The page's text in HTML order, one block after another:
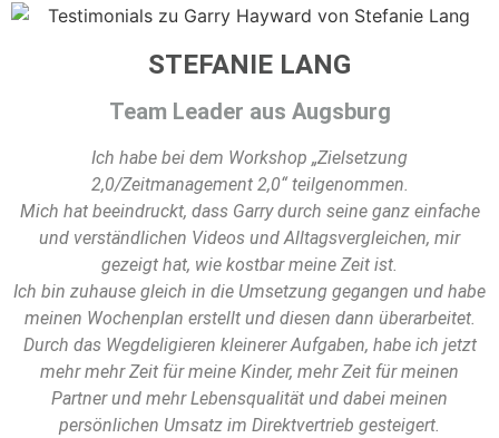
STEFANIE LANG
Team Leader aus Augsburg
Ich habe bei dem Workshop „Zielsetzung
2,0/Zeitmanagement 2,0“ teilgenommen.
Mich hat beeindruckt, dass Garry durch seine ganz einfache
und verständlichen Videos und Alltagsvergleichen, mir
gezeigt hat, wie kostbar meine Zeit ist.
Ich bin zuhause gleich in die Umsetzung gegangen und habe
meinen Wochenplan erstellt und diesen dann überarbeitet.
Durch das Wegdeligieren kleinerer Aufgaben, habe ich jetzt
mehr mehr Zeit für meine Kinder, mehr Zeit für meinen
Partner und mehr Lebensqualität und dabei meinen
persönlichen Umsatz im Direktvertrieb gesteigert.